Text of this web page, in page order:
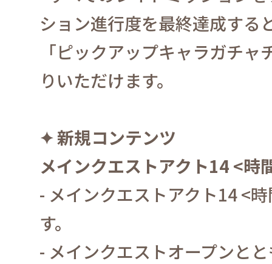
ション進行度を最終達成する
「ピックアップキャラガチ
りいただけます。
✦新規コンテンツ
メインクエストアクト14 <時
- メインクエストアクト14 <
す。
- メインクエストオープンと